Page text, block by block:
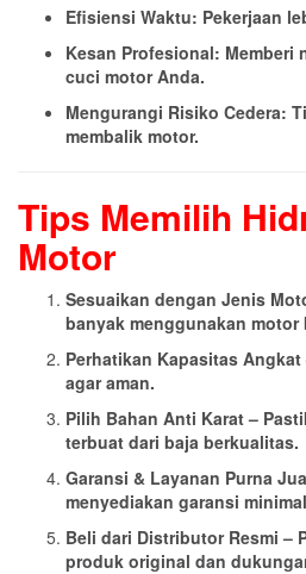
Efisiensi Waktu: Pekerjaan
Kesan Profesional: Memberi
cuci motor Anda.
Mengurangi Risiko Cedera:
membalik motor.
Tips Memilih
Motor
Sesuaikan dengan Jenis
banyak menggunakan motor
Perhatikan Kapasitas Angkat
agar aman.
Pilih Bahan Anti Karat –
terbuat dari baja berkualitas.
Garansi & Layanan Purna
menyediakan garansi
Beli dari Distributor Resmi –
produk original dan